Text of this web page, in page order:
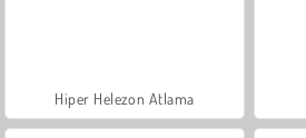
Hiper Helezon Atlama